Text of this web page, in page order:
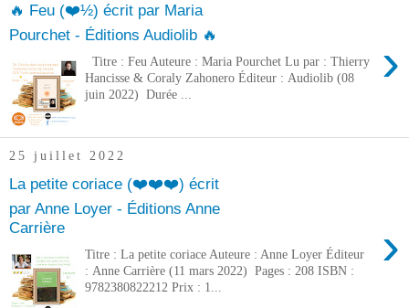
🔥 Feu (❤️½) écrit par Maria
Pourchet - Éditions Audiolib 🔥
›
Titre : Feu Auteure : Maria Pourchet Lu par : Thierry
Hancisse & Coraly Zahonero Éditeur : Audiolib (08
juin 2022) Durée ...
25 juillet 2022
La petite coriace (❤️❤️❤️) écrit
par Anne Loyer - Éditions Anne
Carrière
›
Titre : La petite coriace Auteure : Anne Loyer Éditeur
: Anne Carrière (11 mars 2022) Pages : 208 ISBN :
9782380822212 Prix : 1...